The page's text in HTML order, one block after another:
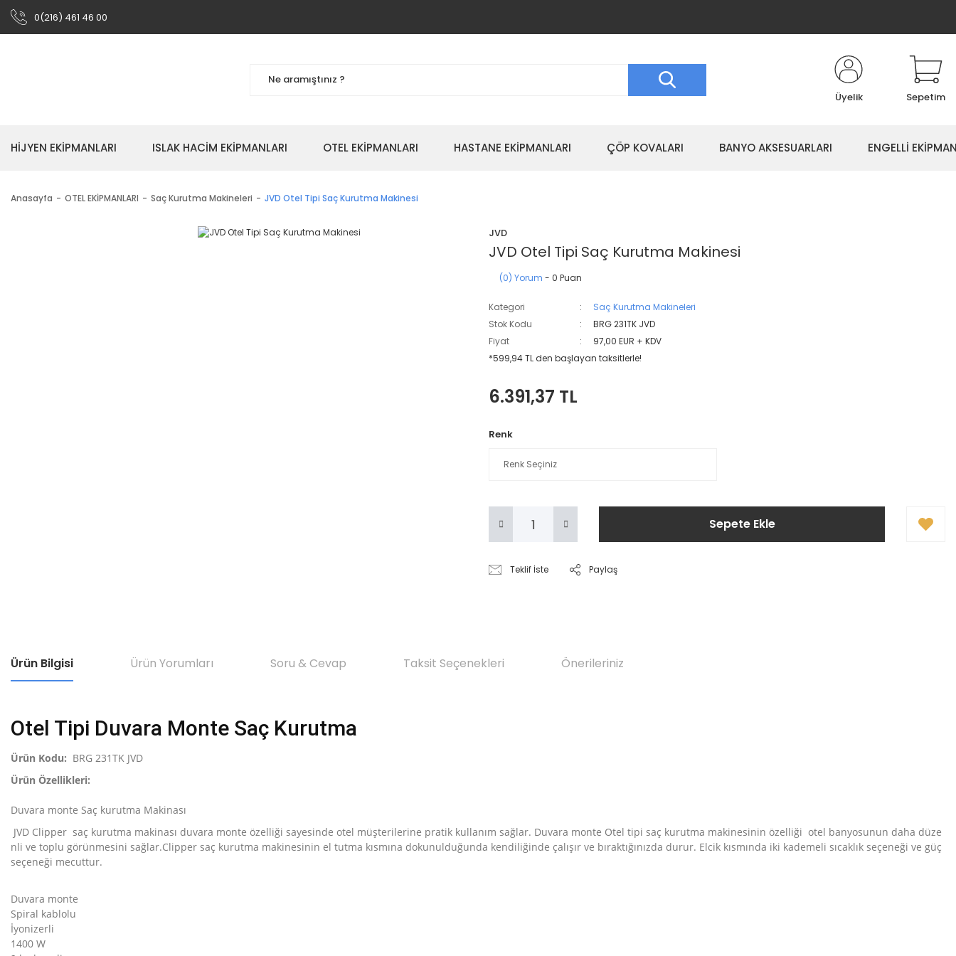
0(216) 461 46 00
Üyelik Sepetim
HİJYEN EKİPMANLARI ISLAK HACİM EKİPMANLARI OTEL EKİPMANLARI HASTANE EKİPMANLARI ÇÖP KOVALARI BANYO AKSESUARLARI ENGELLİ
Anasayfa OTEL EKİPMANLARI Saç Kurutma Makineleri JVD Otel Tipi Saç Kurutma Makinesi
JVD
JVD Otel Tipi Saç Kurutma Makinesi
(0) Yorum - 0 Puan
Kategori
Saç Kurutma Makineleri
Stok Kodu
BRG 231TK JVD
Fiyat
97,00 EUR + KDV
*599,94 TL den başlayan taksitlerle!
6.391,37 TL
Renk
Sepete Ekle
Teklif İste Paylaş
Ürün Bilgisi Ürün Yorumları Soru & Cevap Taksit Seçenekleri Önerileriniz
Otel Tipi Duvara Monte Saç Kurutma
Ürün Kodu: BRG 231TK JVD
Ürün Özellikleri:
Duvara monte Saç kurutma Makinası
JVD Clipper saç kurutma makinası duvara monte özelliği sayesinde otel müşterilerine pratik kullanım sağlar. Duvara monte Otel tipi saç kurutma makinesinin özelliği otel banyosunun daha düze
nli ve toplu görünmesini sağlar.Clipper saç kurutma makinesinin el tutma kısmına dokunulduğunda kendiliğinde çalışır ve bıraktığınızda durur. Elcik kısmında iki kademeli sıcaklık seçeneği ve güç
seçeneği mecuttur.
Duvara monte
Spiral kablolu
İyonizerli
1400 W